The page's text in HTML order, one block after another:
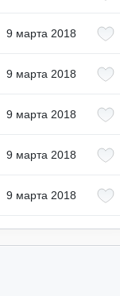
9 марта 2018
9 марта 2018
9 марта 2018
9 марта 2018
9 марта 2018